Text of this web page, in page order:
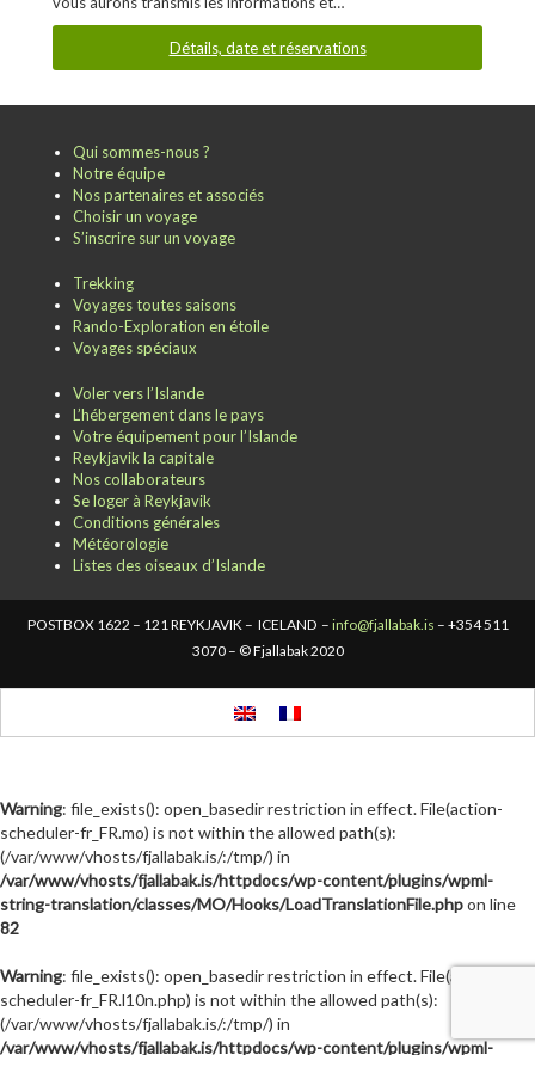
Détails, date et réservations
Qui sommes-nous ?
Notre équipe
Nos partenaires et associés
Choisir un voyage
S’inscrire sur un voyage
Trekking
Voyages toutes saisons
Rando-Exploration en étoile
Voyages spéciaux
Voler vers l’Islande
L’hébergement dans le pays
Votre équipement pour l’Islande
Reykjavik la capitale
Nos collaborateurs
Se loger à Reykjavik
Conditions générales
Météorologie
Listes des oiseaux d’Islande
POSTBOX 1622 – 121 REYKJAVIK – ICELAND – info@fjallabak.is – +354 511
3070 – © Fjallabak 2020
Warning: file_exists(): open_basedir restriction in effect. File(action-
scheduler-fr_FR.mo) is not within the allowed path(s):
(/var/www/vhosts/fjallabak.is/:/tmp/) in
/var/www/vhosts/fjallabak.is/httpdocs/wp-content/plugins/wpml-
string-translation/classes/MO/Hooks/LoadTranslationFile.phpon line
82
Warning: file_exists(): open_basedir restriction in effect. File(action-
scheduler-fr_FR.l10n.php) is not within the allowed path(s):
(/var/www/vhosts/fjallabak.is/:/tmp/) in
/var/www/vhosts/fjallabak.is/httpdocs/wp-content/plugins/wpml-